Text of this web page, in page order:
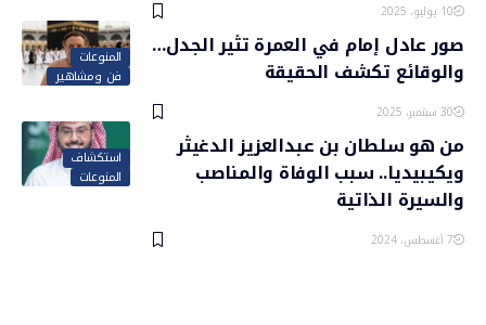
10 يوليو، 2025
المنوعات
فن ومشاهير
صور عادل إمام في العمرة تثير الجدل…
والوقائع تكشف الحقيقة
30 سبتمبر، 2025
استكشاف
المنوعات
من هو سلطان بن عبدالعزيز الدغيثر
ويكيبيديا.. سبب الوفاة والمناصب
والسيرة الذاتية
7 أغسطس، 2024